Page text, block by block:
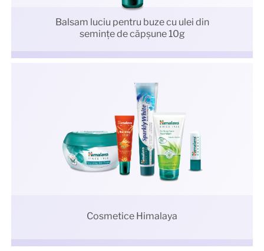
Balsam luciu pentru buze cu ulei din
semințe de căpșune 10g
Cosmetice Himalaya